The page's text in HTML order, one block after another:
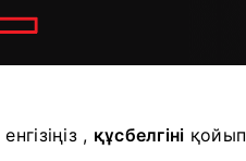
енгізіңіз , құсбелгіні қойып